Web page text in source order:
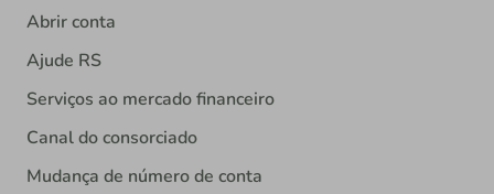
Abrir conta
Ajude RS
Serviços ao mercado financeiro
Canal do consorciado
Mudança de número de conta